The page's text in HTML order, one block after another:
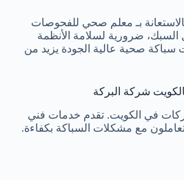
بـ معلم صحي للفحوصات
السبك، ضرورية لسلامة الأنظمة
سباكة صحية عالية الجودة يزيد من
شركة البركة
في الكويت. تقدم خدمات فني
مع مشكلات السباكة بكفاءة.